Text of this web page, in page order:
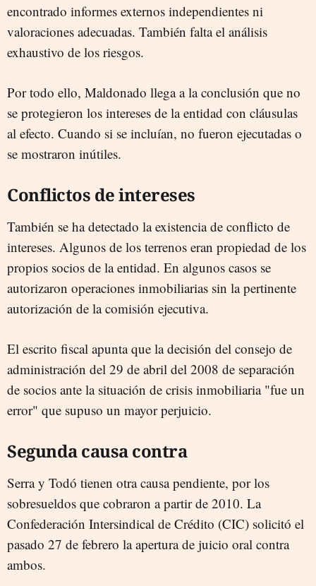
encontrado informes externos independientes ni
valoraciones adecuadas. También falta el análisis
exhaustivo de los riesgos.
Por todo ello, Maldonado llega a la conclusión que no
se protegieron los intereses de la entidad con cláusulas
al efecto. Cuando si se incluían, no fueron ejecutadas o
se mostraron inútiles.
Conflictos de intereses
También se ha detectado la existencia de conflicto de
intereses. Algunos de los terrenos eran propiedad de los
propios socios de la entidad. En algunos casos se
autorizaron operaciones inmobiliarias sin la pertinente
autorización de la comisión ejecutiva.
El escrito fiscal apunta que la decisión del consejo de
administración del 29 de abril del 2008 de separación
de socios ante la situación de crisis inmobiliaria "fue un
error" que supuso un mayor perjuicio.
Segunda causa contra
Serra y Todó tienen otra causa pendiente, por los
sobresueldos que cobraron a partir de 2010. La
Confederación Intersindical de Crédito (CIC) solicitó el
pasado 27 de febrero la apertura de juicio oral contra
ambos.